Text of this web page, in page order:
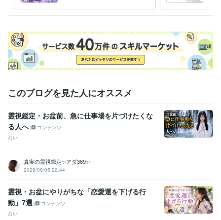
係、恋愛
定
このブログを見た人にオススメ
霊視鑑定・お盆前、急に仕事場を片づけたくな
る人へ
コンテンツ
占い
真実の霊視鑑定✨アダ369✨
2026/08/05 22:44
霊視・お盆にやりがちな「恋愛運を下げる行
動」7選
コンテンツ
占い